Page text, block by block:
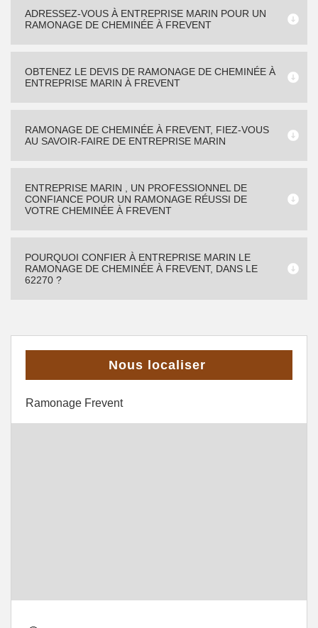
ADRESSEZ-VOUS À ENTREPRISE MARIN POUR UN
RAMONAGE DE CHEMINÉE À FREVENT
OBTENEZ LE DEVIS DE RAMONAGE DE CHEMINÉE À
ENTREPRISE MARIN À FREVENT
RAMONAGE DE CHEMINÉE À FREVENT, FIEZ-VOUS
AU SAVOIR-FAIRE DE ENTREPRISE MARIN
ENTREPRISE MARIN , UN PROFESSIONNEL DE
CONFIANCE POUR UN RAMONAGE RÉUSSI DE
VOTRE CHEMINÉE À FREVENT
POURQUOI CONFIER À ENTREPRISE MARIN LE
RAMONAGE DE CHEMINÉE À FREVENT, DANS LE
62270 ?
Nous localiser
Ramonage Frevent